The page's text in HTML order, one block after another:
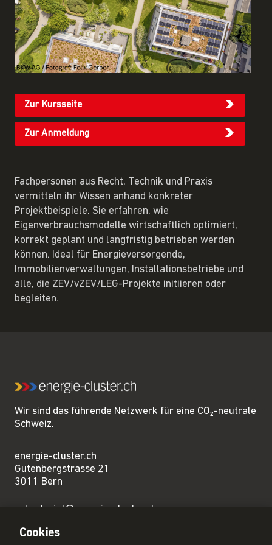
Zur Kursseite
Zur Anmeldung
Fachpersonen aus Recht, Technik und Praxis
vermitteln ihr Wissen anhand konkreter
Projektbeispiele. Sie erfahren, wie
Eigenverbrauchsmodelle wirtschaftlich optimiert,
korrekt geplant und langfristig betrieben werden
können. Ideal für Energieversorgende,
Immobilienverwaltungen, Installationsbetriebe und
alle, die ZEV/vZEV/LEG-Projekte initiieren oder
begleiten.
Wir sind das führende Netzwerk für eine CO₂-neutrale
Schweiz.
energie-cluster.ch
Gutenbergstrasse 21
3011 Bern
sekretariat@energie-cluster.ch
Cookies